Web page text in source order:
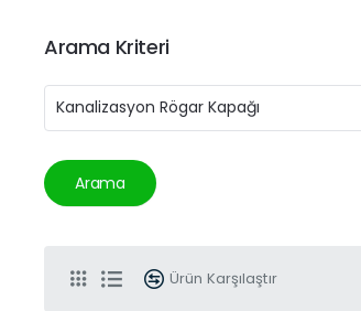
Arama Kriteri
Arama
Ürün Karşılaştır